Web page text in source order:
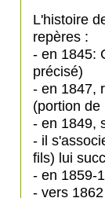
L'histoire
repères :
- en 1845:
précisé)
- en 1847,
(portion
- en 1849,
- il
fils) lui
- en 1859-
- vers